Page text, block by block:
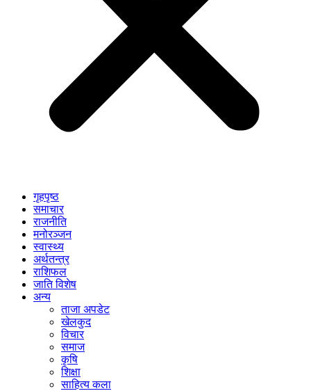
गृहपृष्ठ
समाचार
राजनीति
मनोरञ्जन
स्वास्थ्य
अर्थतन्त्र
राशिफल
जाति विशेष
अन्य
ताजा अपडेट
खेलकुद
विचार
समाज
कृषि
शिक्षा
साहित्य कला